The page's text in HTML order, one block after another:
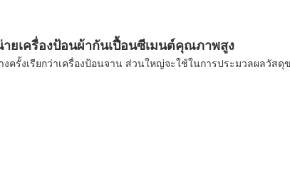
ายเครื่องป้อนผ้ากันเปื้อนซีเมนต์คุณภาพสูง
งครั้งเรียกว่าเครื่องป้อนจาน ส่วนใหญ่จะใช้ในการประมวลผลวัส